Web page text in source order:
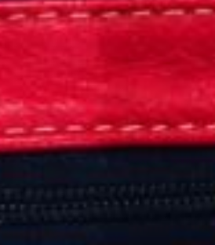
engagé pour une Intelligence Artificielle